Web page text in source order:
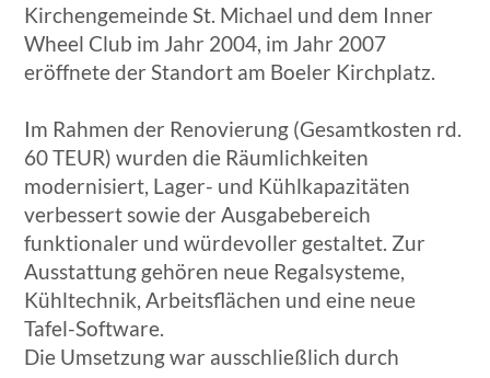
Kirchengemeinde St. Michael und dem Inner
Wheel Club im Jahr 2004, im Jahr 2007
eröffnete der Standort am Boeler Kirchplatz.
Im Rahmen der Renovierung (Gesamtkosten rd.
60 TEUR) wurden die Räumlichkeiten
modernisiert, Lager- und Kühlkapazitäten
verbessert sowie der Ausgabebereich
funktionaler und würdevoller gestaltet. Zur
Ausstattung gehören neue Regalsysteme,
Kühltechnik, Arbeitsflächen und eine neue
Tafel-Software.
Die Umsetzung war ausschließlich durch